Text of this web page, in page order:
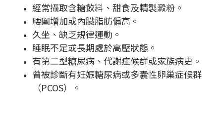
經常攝取含糖飲料、甜食及精製澱粉。
腰圍增加或內臟脂肪偏高。
久坐、缺乏規律運動。
睡眠不足或長期處於高壓狀態。
有第二型糖尿病、代謝症候群或家族病史。
曾被診斷有妊娠糖尿病或多囊性卵巢症候群
（PCOS）。